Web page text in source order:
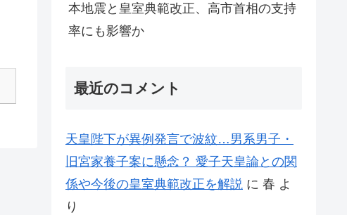
本地震と皇室典範改正、高市首相の支持
率にも影響か
最近のコメント
天皇陛下が異例発言で波紋…男系男子・
旧宮家養子案に懸念？ 愛子天皇論との関
係や今後の皇室典範改正を解説 に 春 よ
り